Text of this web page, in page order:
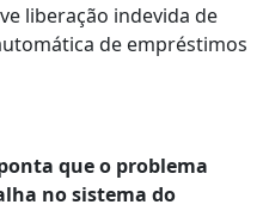
liberação indevida de
de empréstimos
que o problema
no sistema do